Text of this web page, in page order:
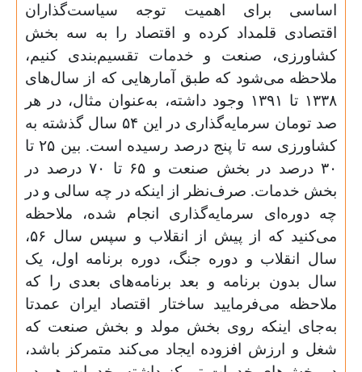
اساسی برای اهمیت توجه سیاست‌گذاران
اقتصادی قلمداد کرده و اقتصاد را به سه بخش
کشاورزی، صنعت و خدمات تقسیم‌بندی کنیم،
ملاحظه می‌شود که طبق آمارهایی که از سال‌های
۱۳۳۸ تا ۱۳۹۱ وجود داشته، به‌عنوان مثال، در هر
صد تومان سرمایه‌گذاری در این ۵۴ سال گذشته به
کشاورزی سه تا پنج درصد رسیده است. بین ۲۵ تا
۳۰ درصد در بخش صنعت و ۶۵ تا ۷۰ درصد در
بخش خدمات. صرف‌نظر از اینکه در چه سالی و در
چه دوره‌ای سرمایه‌گذاری انجام شده، ملاحظه
می‌کنید که از پیش از انقلاب و سپس سال ۵۶،
سال انقلاب و دوره جنگ، دوره برنامه اول، یک
سال بدون برنامه و بعد برنامه‌های بعدی را که
ملاحظه می‌فرمایید ساختار اقتصاد ایران عمدتا
به‌جای اینکه روی بخش مولد و بخش صنعت که
شغل و ارزش افزوده ایجاد می‌کند متمرکز باشد،